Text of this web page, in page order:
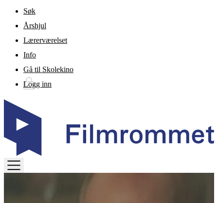
Gå til hovedinnhold
Søk
Årshjul
Lærerværelset
Info
Gå til Skolekino
Logg inn